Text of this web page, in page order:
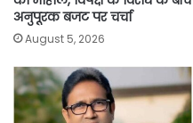
अनुपूरक बजट पर चर्चा
August 5, 2026